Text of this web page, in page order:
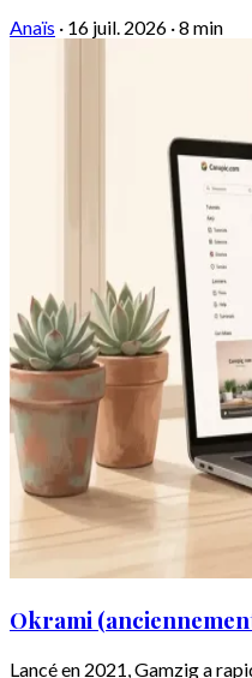
Anaïs · 16 juil. 2026 ·8 min
Okrami
Lancé en 2021, Gamzig a